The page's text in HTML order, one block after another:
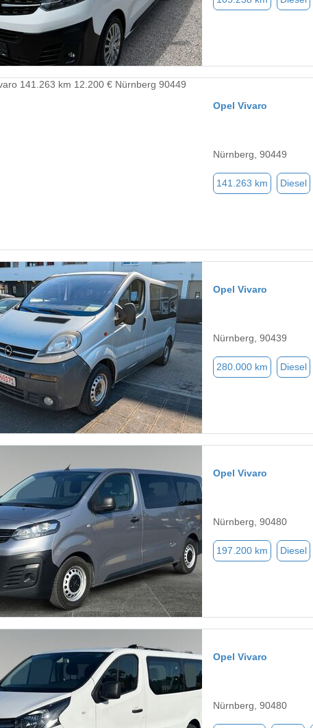
Opel Vivaro
Nürnberg, 90449
141.263 km Diesel
Opel Vivaro
Nürnberg, 90439
280.000 km Diesel
Opel Vivaro
Nürnberg, 90480
197.200 km Diesel
Opel Vivaro
Nürnberg, 90480